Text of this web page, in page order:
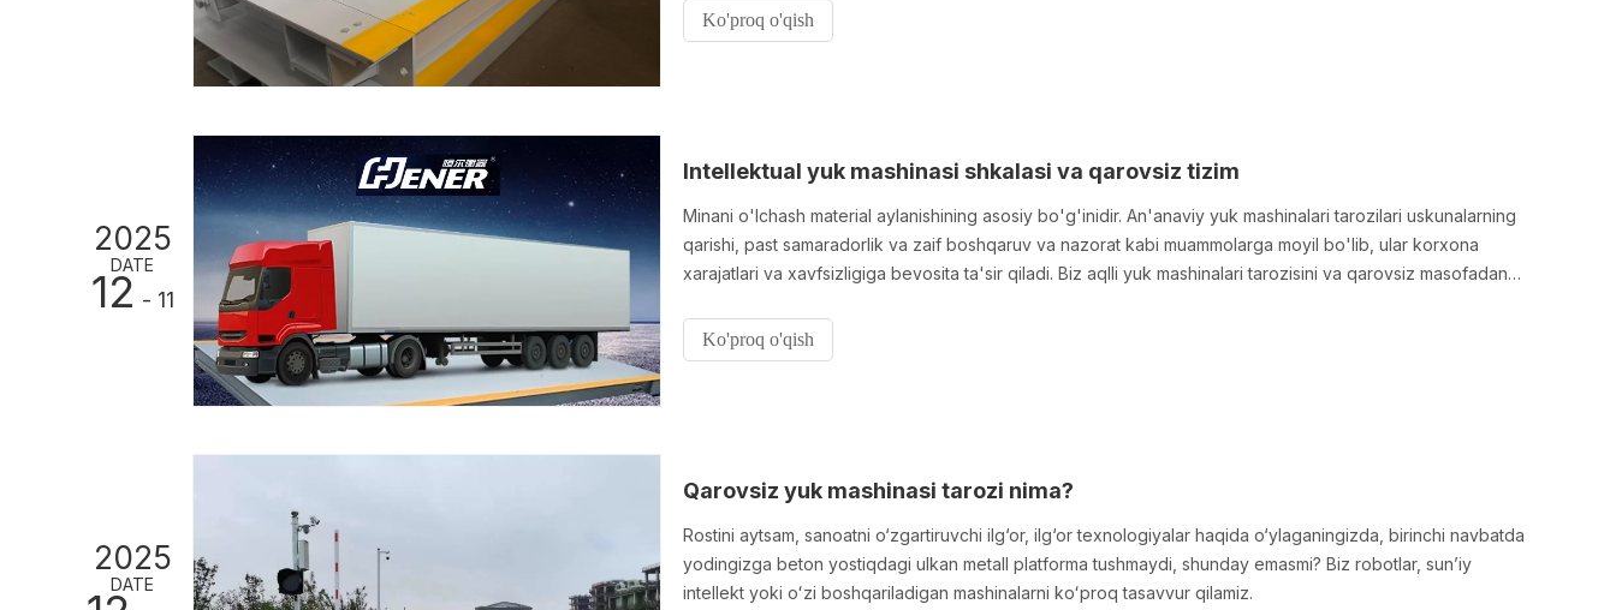
Ko'proq o'qish
2025
DATE
12 - 11
Intellektual yuk mashinasi shkalasi va qarovsiz tizim
Minani o'lchash material aylanishining asosiy bo'g'inidir. An'anaviy yuk mashinalari tarozilari uskunalarning
qarishi, past samaradorlik va zaif boshqaruv va nazorat kabi muammolarga moyil bo'lib, ular korxona
xarajatlari va xavfsizligiga bevosita ta'sir qiladi. Biz aqlli yuk mashinalari tarozisini va qarovsiz masofadan
Ko'proq o'qish
2025
DATE
Qarovsiz yuk mashinasi tarozi nima?
Rostini aytsam, sanoatni o‘zgartiruvchi ilg‘or, ilg‘or texnologiyalar haqida o‘ylaganingizda, birinchi navbatda
yodingizga beton yostiqdagi ulkan metall platforma tushmaydi, shunday emasmi? Biz robotlar, sunʼiy
intellekt yoki oʻzi boshqariladigan mashinalarni koʻproq tasavvur qilamiz.